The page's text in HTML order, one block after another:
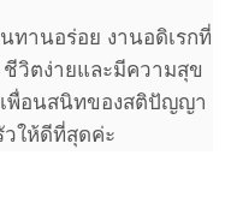
านอร่อย งานอดิเรกที่
วิตง่ายและมีความสุข
พื่อนสนิทของสติปัญญา
ให้ดีที่สุดค่ะ